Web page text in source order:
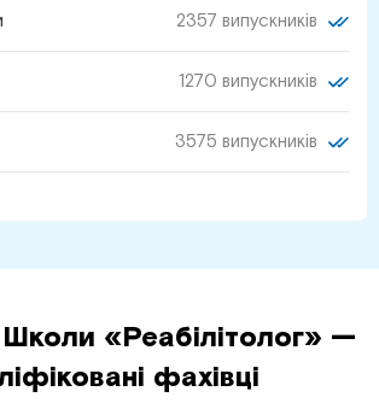
2357 випускників
1270 випускників
3575 випускників
«Реабілітолог» —
фахівці